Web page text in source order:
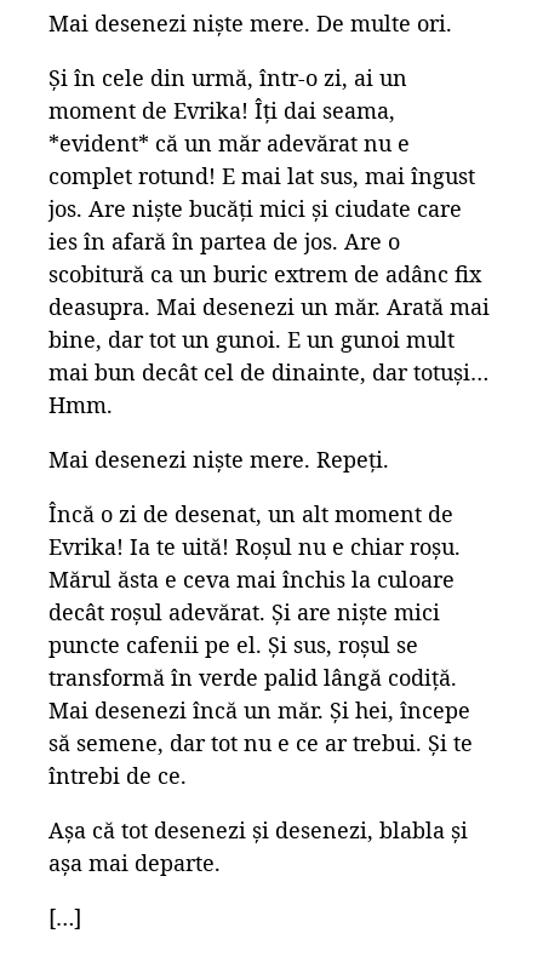
Mai desenezi niște mere. De multe ori.
Și în cele din urmă, într-o zi, ai un
moment de Evrika! Îți dai seama,
*evident* că un măr adevărat nu e
complet rotund! E mai lat sus, mai îngust
jos. Are niște bucăți mici și ciudate care
ies în afară în partea de jos. Are o
scobitură ca un buric extrem de adânc fix
deasupra. Mai desenezi un măr. Arată mai
bine, dar tot un gunoi. E un gunoi mult
mai bun decât cel de dinainte, dar totuși…
Hmm.
Mai desenezi niște mere. Repeți.
Încă o zi de desenat, un alt moment de
Evrika! Ia te uită! Roșul nu e chiar roșu.
Mărul ăsta e ceva mai închis la culoare
decât roșul adevărat. Și are niște mici
puncte cafenii pe el. Și sus, roșul se
transformă în verde palid lângă codiță.
Mai desenezi încă un măr. Și hei, începe
să semene, dar tot nu e ce ar trebui. Și te
întrebi de ce.
Așa că tot desenezi și desenezi, blabla și
așa mai departe.
[…]